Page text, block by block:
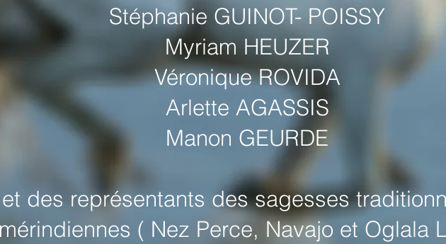
Stéphanie GUINOT- POISSY
Myriam HEUZER
Véronique ROVIDA
Arlette AGASSIS
Manon GEURDE
et des représentants des sagesses
( Nez Perce, Navajo et Oglala